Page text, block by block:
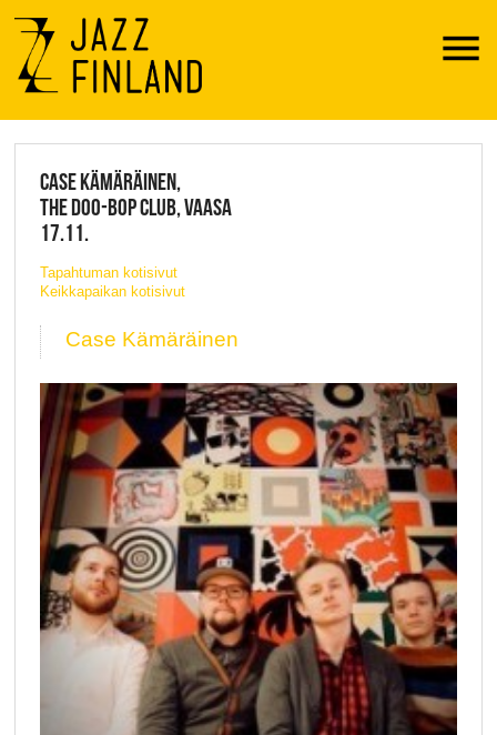
Menu
JAZZ FINLAND LIVE
CASE KÄMÄRÄINEN,
THE DOO-BOP CLUB, VAASA
17.11.
Tapahtuman kotisivut
Keikkapaikan kotisivut
Case Kämäräinen